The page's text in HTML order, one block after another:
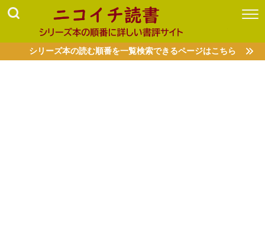
シリーズ本の読む順番を一覧検索できるページはこちら